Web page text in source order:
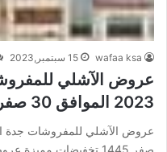
wafaa ksa 15 سبتمبر,2023
2023 الموافق 30 صفر 1445 تخفيضات مميزة
صفر 1445 تخفيضات مميزة عروض الآشلي للمفروشات جدة اليوم 15…